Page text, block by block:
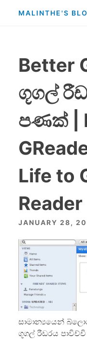
MALINTHE'S
Better
ගූගල්
පණක් |
Life to
Reader
JANUARY 28,
සාමාන්‍යයෙන්
ගූගල් රීඩරය